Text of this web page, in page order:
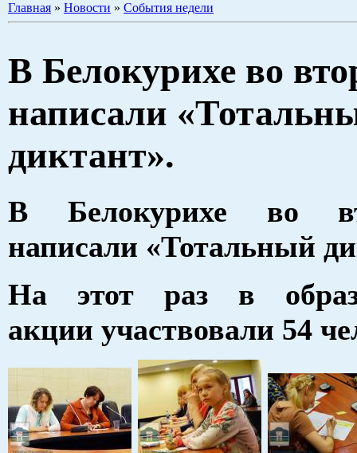
Главная » Новости » События недели
В Белокурихе во
написали
диктант».
В Белокурихе во
написали «Тотальный
На этот раз в
акции участвовали 54